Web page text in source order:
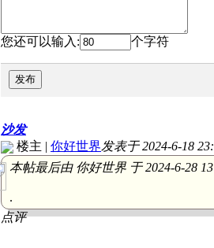
您还可以输入: 个字符
发布
沙发
楼主 | 你好世界发表于 2024-6-18
本帖最后由 你好世界 于 2024-6-28
.
点评